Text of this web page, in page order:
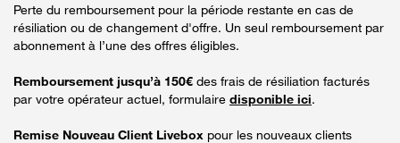
Perte du remboursement pour la période restante en cas de
résiliation ou de changement d'offre. Un seul remboursement par
abonnement à l’une des offres éligibles.
Remboursement jusqu’à 150€ des frais de résiliation facturés
par votre opérateur actuel, formulaire disponible ici.
Remise Nouveau Client Livebox pour les nouveaux clients